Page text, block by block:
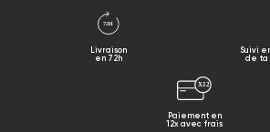
Livraison
en 72h
Suivi
de ta
Paiement en
12x avec frais